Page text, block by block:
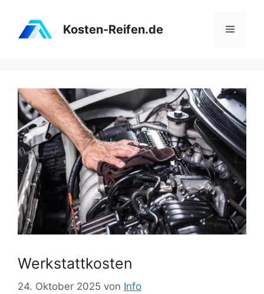
springen
Kosten-Reifen.de Menü
Werkstattkosten
24. Oktober 2025 von Info